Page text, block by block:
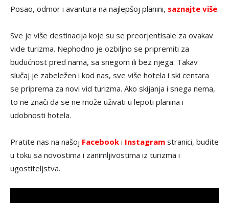
Posao, odmor i avantura na najlepšoj planini, saznajte više.
Sve je više destinacija koje su se preorjentisale za ovakav
vide turizma. Nephodno je ozbiljno se pripremiti za
budućnost pred nama, sa snegom ili bez njega. Takav
slučaj je zabeležen i kod nas, sve više hotela i ski centara
se priprema za novi vid turizma. Ako skijanja i snega nema,
to ne znači da se ne može uživati u lepoti planina i
udobnosti hotela.
Pratite nas na našoj Facebook i Instagram stranici, budite
u toku sa novostima i zanimljivostima iz turizma i
ugostiteljstva.